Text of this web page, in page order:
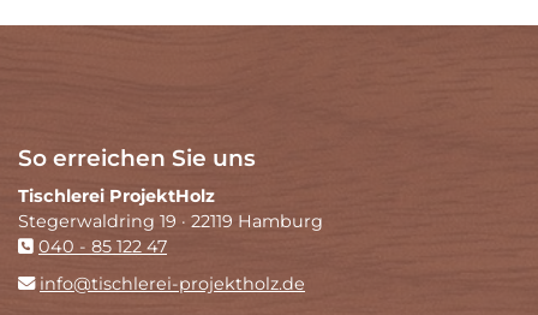
So erreichen Sie uns
Tischlerei ProjektHolz
Stegerwaldring 19 · 22119 Hamburg
040 - 85 122 47
info@tischlerei-projektholz.de